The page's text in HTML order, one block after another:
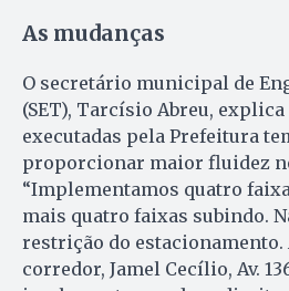
As mudanças
O secretário municipal de
(SET), Tarcísio Abreu, explica
executadas pela Prefeitura
proporcionar maior fluidez
“Implementamos quatro
mais quatro faixas subindo.
restrição do estacionamento.
corredor, Jamel Cecílio, Av.